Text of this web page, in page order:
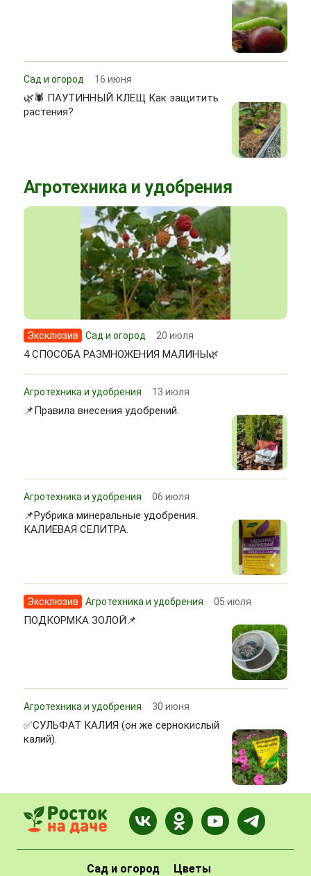
Сад и огород 16 июня
🌿🕷 ПАУТИННЫЙ КЛЕЩ Как защитить
растения?
Агротехника и удобрения
Эксклюзив Сад и огород 20 июля
4 СПОСОБА РАЗМНОЖЕНИЯ МАЛИНЫ🌿
Агротехника и удобрения 13 июля
📌Правила внесения удобрений.
Агротехника и удобрения 06 июля
📌Рубрика минеральные удобрения.
КАЛИЕВАЯ СЕЛИТРА.
Эксклюзив Агротехника и удобрения 05 июля
ПОДКОРМКА ЗОЛОЙ📌
Агротехника и удобрения 30 июня
✅СУЛЬФАТ КАЛИЯ (он же сернокислый
калий).
Сад и огород Цветы